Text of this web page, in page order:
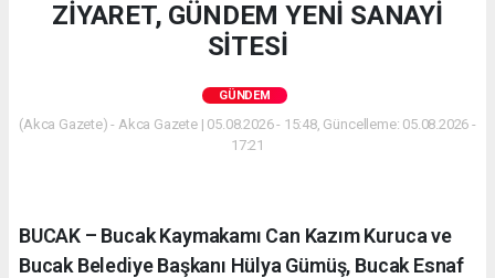
ZİYARET, GÜNDEM YENİ SANAYİ
SİTESİ
GÜNDEM
(Akca Gazete) - Akca Gazete | 05.08.2026 - 15:48, Güncelleme: 05.08.2026 -
17:21
BUCAK – Bucak Kaymakamı Can Kazım Kuruca ve
Bucak Belediye Başkanı Hülya Gümüş, Bucak Esnaf